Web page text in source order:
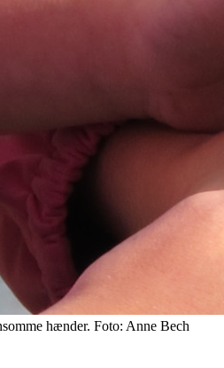
hænder. Foto: Anne Bech